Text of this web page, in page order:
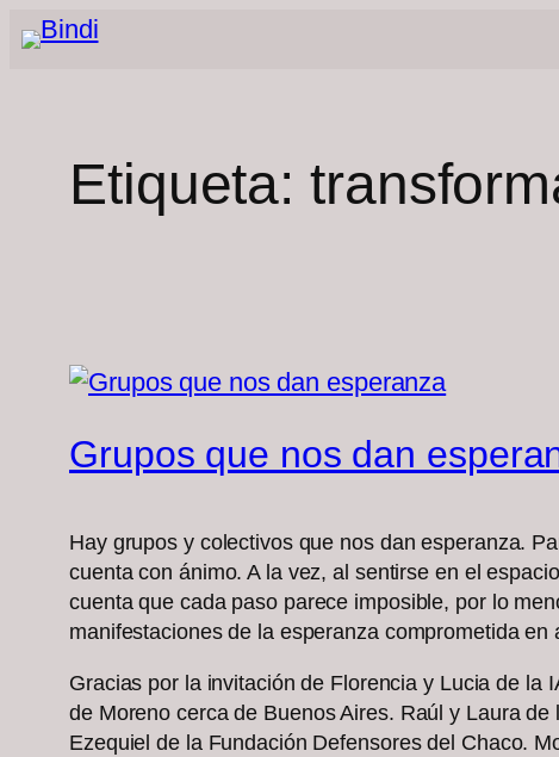
Saltar
Etiqueta:
Grupos que nos dan
Hay grupos y colectivos que nos dan esperanza.
cuenta con ánimo. A la vez, al sentirse en el
cuenta que cada paso parece imposible, por lo
manifestaciones de la esperanza comprometida en
Gracias por la invitación de Florencia y Lucia de la
de Moreno cerca de Buenos Aires. Raúl y Laura
Ezequiel de la Fundación Defensores del Chaco.